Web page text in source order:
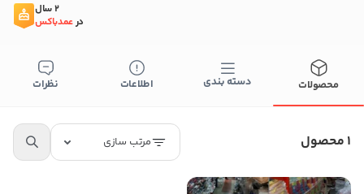
2 سال
درعمدباکس
محصولات دسته بندی اطلاعات نظرات
1 محصول مرتب سازی
پخش غذا و لوازم حیوانات خانگی کوکوپت